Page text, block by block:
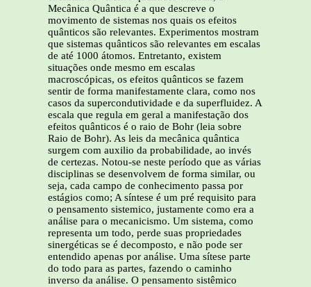
Mecânica Quântica é a que descreve o
movimento de sistemas nos quais os efeitos
quânticos são relevantes. Experimentos mostram
que sistemas quânticos são relevantes em escalas
de até 1000 átomos. Entretanto, existem
situações onde mesmo em escalas
macroscópicas, os efeitos quânticos se fazem
sentir de forma manifestamente clara, como nos
casos da supercondutividade e da superfluidez. A
escala que regula em geral a manifestação dos
efeitos quânticos é o raio de Bohr (leia sobre
Raio de Bohr). As leis da mecânica quântica
surgem com auxilio da probabilidade, ao invés
de certezas. Notou-se neste período que as várias
disciplinas se desenvolvem de forma similar, ou
seja, cada campo de conhecimento passa por
estágios como; A síntese é um pré requisito para
o pensamento sistemico, justamente como era a
análise para o mecanicismo. Um sistema, como
representa um todo, perde suas propriedades
sinergéticas se é decomposto, e não pode ser
entendido apenas por análise. Uma sítese parte
do todo para as partes, fazendo o caminho
inverso da análise. O pensamento sistêmico